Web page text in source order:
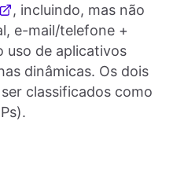
, incluindo, mas não
e-mail/telefone +
uso de aplicativos
dinâmicas. Os dois
classificados como